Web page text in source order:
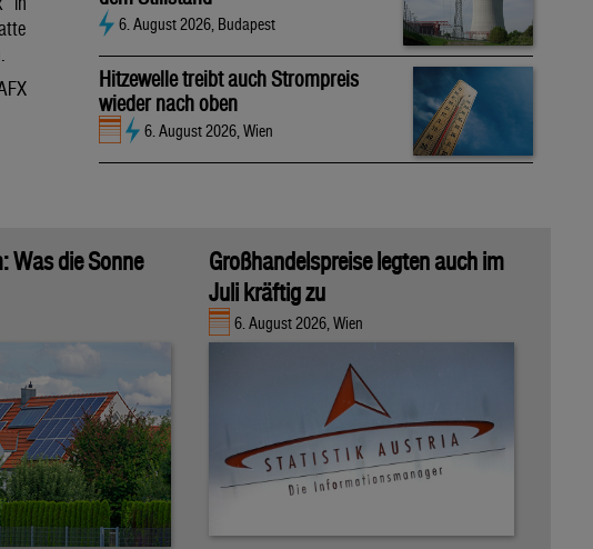
6. August 2026, Budapest
Hitzewelle treibt auch Strompreis
wieder nach oben
6. August 2026, Wien
Was die Sonne
Großhandelspreise legten auch im
Juli kräftig zu
6. August 2026, Wien